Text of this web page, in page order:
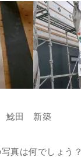
鯰田 新築
真は何でしょう？